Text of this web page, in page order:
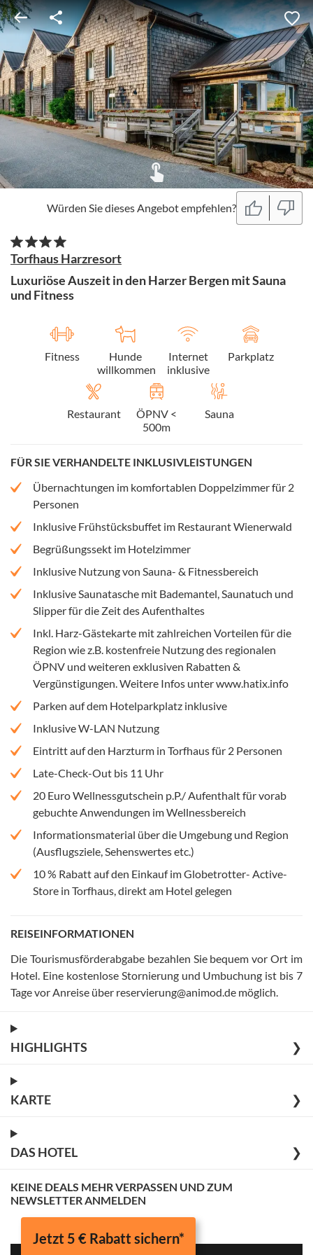
Würden Sie dieses Angebot empfehlen?
Torfhaus Harzresort
Luxuriöse Auszeit in den Harzer Bergen mit Sauna
und Fitness
Fitness
Hunde
willkommen
Internet
inklusive
Parkplatz
Restaurant
ÖPNV <
500m
Sauna
FÜR SIE VERHANDELTE INKLUSIVLEISTUNGEN
Übernachtungen im komfortablen Doppelzimmer für 2
Personen
Inklusive Frühstücksbuffet im Restaurant Wienerwald
Begrüßungssekt im Hotelzimmer
Inklusive Nutzung von Sauna- & Fitnessbereich
Inklusive Saunatasche mit Bademantel, Saunatuch und
Slipper für die Zeit des Aufenthaltes
Inkl. Harz-Gästekarte mit zahlreichen Vorteilen für die
Region wie z.B. kostenfreie Nutzung des regionalen
ÖPNV und weiteren exklusiven Rabatten &
Vergünstigungen. Weitere Infos unter www.hatix.info
Parken auf dem Hotelparkplatz inklusive
Inklusive W-LAN Nutzung
Eintritt auf den Harzturm in Torfhaus für 2 Personen
Late-Check-Out bis 11 Uhr
20 Euro Wellnessgutschein p.P./ Aufenthalt für vorab
gebuchte Anwendungen im Wellnessbereich
Informationsmaterial über die Umgebung und Region
(Ausflugsziele, Sehenswertes etc.)
10 % Rabatt auf den Einkauf im Globetrotter- Active-
Store in Torfhaus, direkt am Hotel gelegen
REISEINFORMATIONEN
Die Tourismusförderabgabe bezahlen Sie bequem vor Ort im
Hotel Eine kostenlose Stornierung und Umbuchung ist bis 7
Tage vor Anreise über reservierung@animod.de möglich
HIGHLIGHTS ❯
KARTE ❯
DAS HOTEL ❯
KEINE DEALS MEHR VERPASSEN UND ZUM
NEWSLETTER ANMELDEN
Jetzt 5 € Rabatt sichern*